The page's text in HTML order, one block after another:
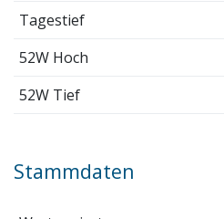
Tagestief
52W Hoch
52W Tief
Stammdaten